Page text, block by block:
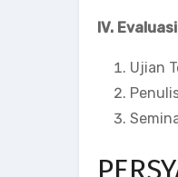
IV. Evaluasi
Ujian